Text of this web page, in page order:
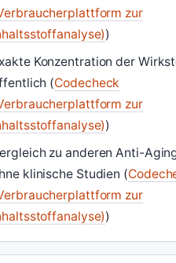
zur
)
Konzentration der
(Codecheck
zur
)
zu anderen Anti-
klinische Studien (
zur
)